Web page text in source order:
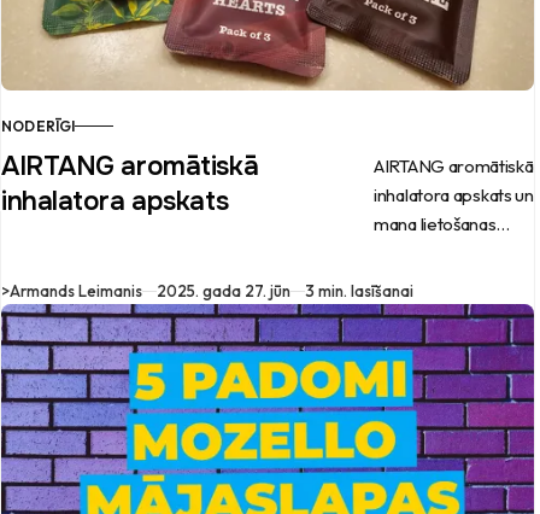
NODERĪGI
AIRTANG aromātiskā
inhalatora apskats
AIRTANG aromātiskā
inhalatora apskats un
mana lietošanas
>Armands Leimanis 2025. gada 27. jūn 3 min. lasīšanai